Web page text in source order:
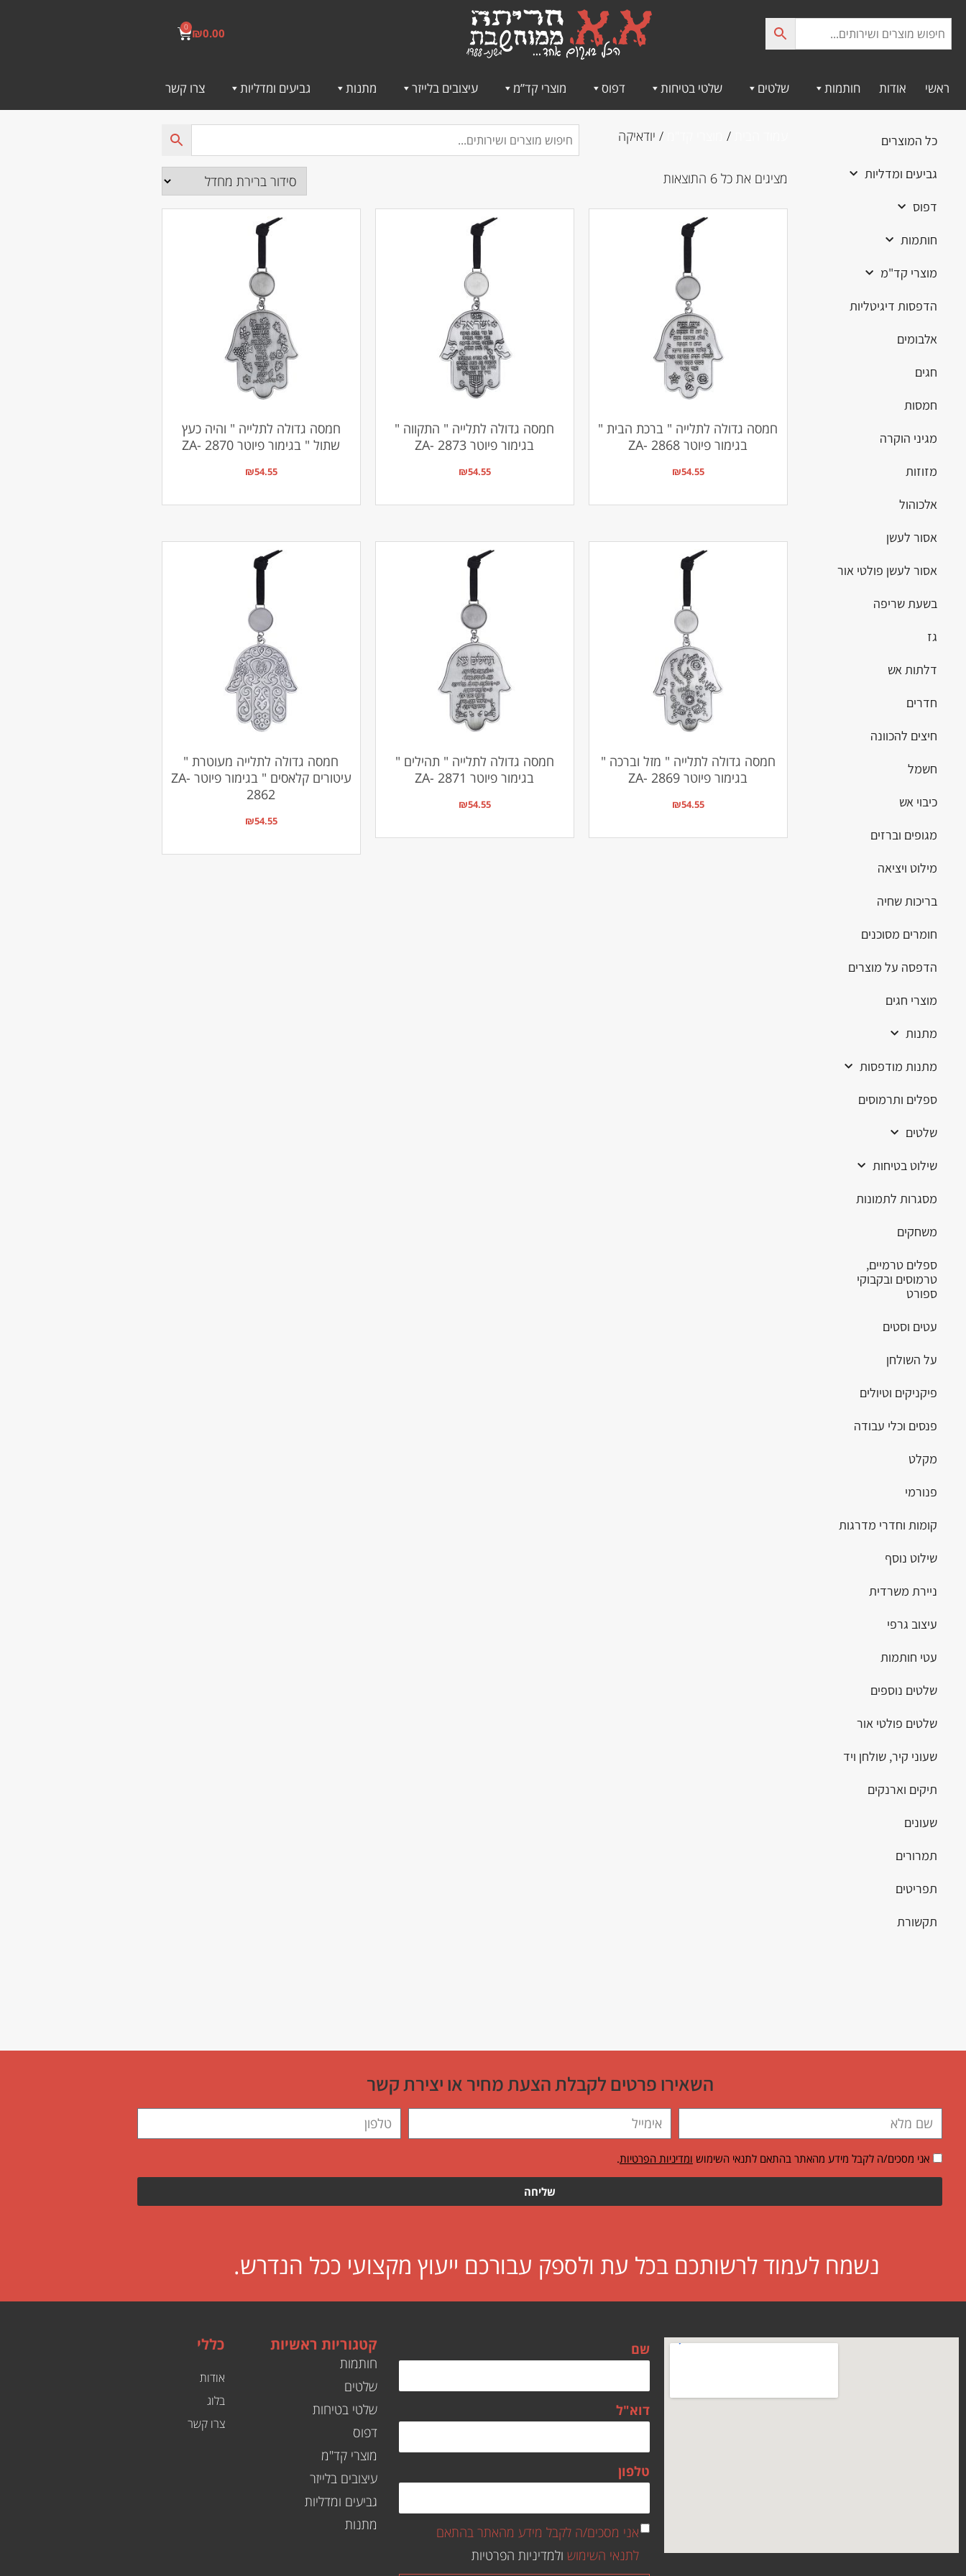
₪0.00
0
ראשי אודות חותמות שלטים שלטי בטיחות דפוס מוצרי קד”מ עיצובים בלייזר מתנות גביעים ומדליות צרו קשר
כל המוצרים
גביעים ומדליות
דפוס
חותמות
מוצרי קד"מ
הדפסות דיגיטליות
אלבומים
חגים
חמסות
מגיני הוקרה
מזוזות
אלכוהול
אסור לעשן
אסור לעשן פולטי אור
בשעת שריפה
גז
דלתות אש
חדרים
חיצים להכוונה
חשמל
כיבוי אש
מגופים וברזים
מילוט ויציאה
בריכות שחיה
חומרים מסוכנים
הדפסה על מוצרים
מוצרי חגים
מתנות
מתנות מודפסות
ספלים ותרמוסים
שלטים
שילוט בטיחות
מסגרות לתמונות
משחקים
ספלים טרמיים,
טרמוסים ובקבוקי
ספורט
עטים וסטים
על השולחן
פיקניקים וטיולים
פנסים וכלי עבודה
מקלט
פנורמי
קומות וחדרי מדרגות
שילוט נוסף
ניירת משרדית
עיצוב גרפי
עטי חותמות
שלטים נוספים
שלטים פולטי אור
שעוני קיר, שולחן ויד
תיקים וארנקים
שעונים
תמרורים
תפריטים
תקשורת
/ / יודאיקה
מציגים את כל ⁦6⁩ התוצאות
חמסה גדולה לתלייה " ברכת הבית "
בגימור פיוטר ZA- 2868
₪54.55
חמסה גדולה לתלייה " התקווה "
בגימור פיוטר ZA- 2873
₪54.55
חמסה גדולה לתלייה " והיה כעץ
שתול " בגימור פיוטר ZA- 2870
₪54.55
חמסה גדולה לתלייה " מזל וברכה "
בגימור פיוטר ZA- 2869
₪54.55
חמסה גדולה לתלייה " תהילים "
בגימור פיוטר ZA- 2871
₪54.55
חמסה גדולה לתלייה מעוטרת "
עיטורים קלאסים " בגימור פיוטר ZA-
2862
₪54.55
השאירו פרטים לקבלת הצעת מחיר או יצירת קשר
אני מסכים/ה לקבל מידע מהאתר בהתאם לתנאי השימוש ומדיניות הפרטיות.
שליחה
נשמח לעמוד לרשותכם בכל עת ולספק עבורכם ייעוץ מקצועי ככל הנדרש.
שם
דוא"ל
טלפון
אני מסכים/ה לקבל מידע מהאתר בהתאם
לתנאי השימוש ולמדיניות הפרטיות
קטגוריות ראשיות
חותמות
שלטים
שלטי בטיחות
דפוס
מוצרי קד"מ
עיצובים בלייזר
גביעים ומדליות
מתנות
כללי
אודות
בלוג
צרו קשר